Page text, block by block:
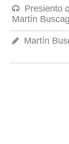
Presiento
Martín
Martín